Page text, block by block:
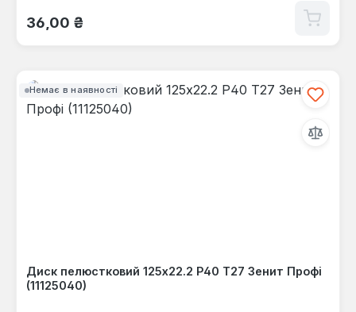
Звичайна ціна:
36,00 ₴
Немає в наявності
Диск пелюстковий 125x22.2 Р40 Т27 Зенит Профі
(11125040)